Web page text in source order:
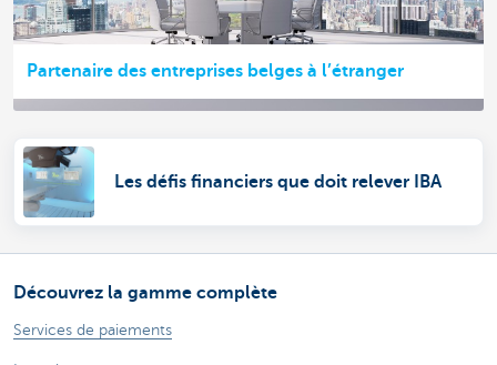
Partenaire des entreprises belges à l’étranger
Les défis financiers que doit relever IBA
Découvrez la gamme complète
Services de paiements